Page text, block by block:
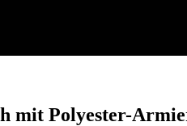
mit Polyester-